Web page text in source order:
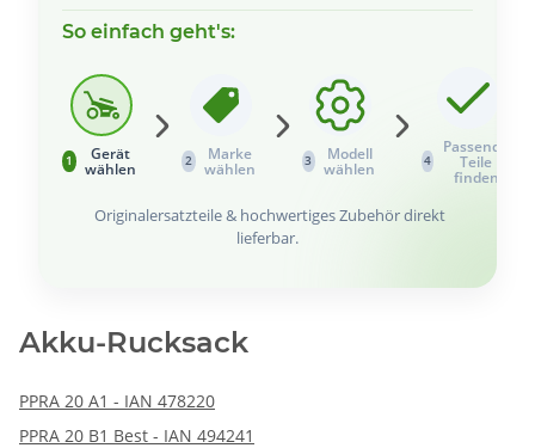
So einfach geht's:
1
Gerät
wählen
2
Marke
wählen
3
Modell
wählen
4
Passende
Teile
finden
Originalersatzteile & hochwertiges Zubehör direkt
lieferbar.
Akku-Rucksack
PPRA 20 A1 - IAN 478220
PPRA 20 B1 Best - IAN 494241